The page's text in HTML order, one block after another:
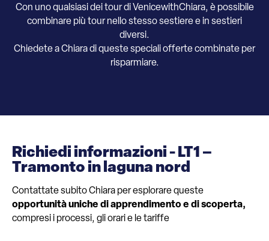
Con uno qualsiasi dei tour di VenicewithChiara, è possibile
combinare più tour nello stesso sestiere e in sestieri
diversi.
Chiedete a Chiara di queste speciali offerte combinate per
risparmiare.
Richiedi informazioni - LT1 –
Tramonto in laguna nord
Contattate subito Chiara per esplorare queste
opportunità uniche di apprendimento e di scoperta,
compresi i processi, gli orari e le tariffe